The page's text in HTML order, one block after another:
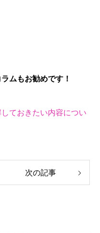
ムもお勧めです！
ておきたい内容につい
次の記事